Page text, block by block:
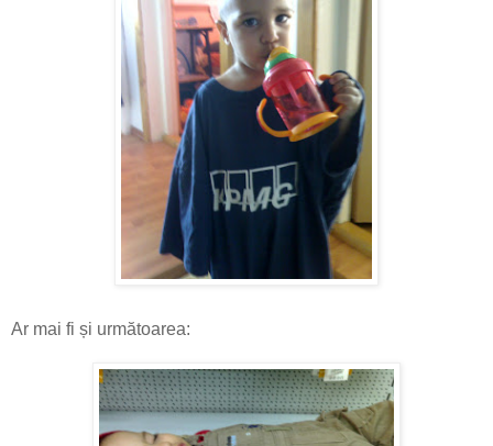
Ar mai fi și următoarea: